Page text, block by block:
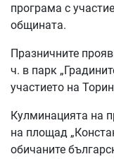
програма с
общината.
Празничните
ч. в парк
участието на
Кулминацията на
на площад
обичаните